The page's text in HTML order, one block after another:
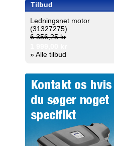
Tilbud
Ledningsnet motor
(31327275)
6 356,25 kr
» Alle tilbud